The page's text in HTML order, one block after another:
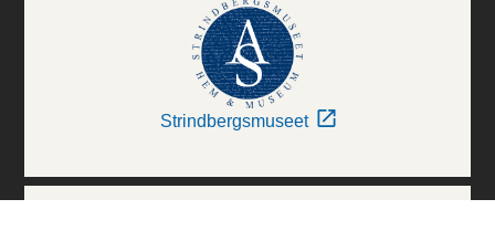
Strindbergsmuseet